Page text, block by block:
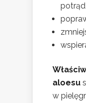
aloesu
w